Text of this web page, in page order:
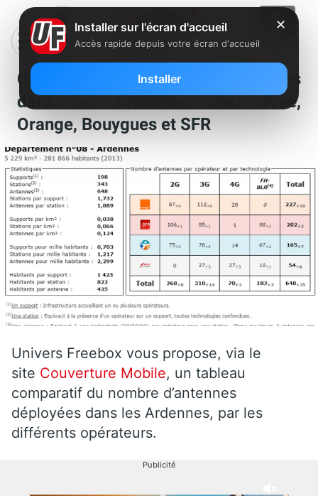
Comparatif du nombre d’antennes
dans les Ardennes chez Free,
Orange, Bouygues et SFR
Univers Freebox vous propose, via le
site Couverture Mobile, un tableau
comparatif du nombre d’antennes
déployées dans les Ardennes, par les
différents opérateurs.
Publicité
✕
Installer sur l'écran d'accueil
Accès rapide depuis votre écran d'accueil
Installer